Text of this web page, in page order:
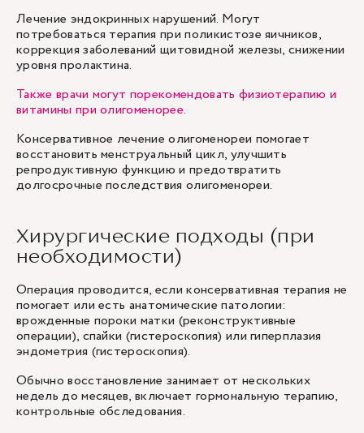
Лечение эндокринных нарушений. Могут
потребоваться терапия при поликистозе яичников,
коррекция заболеваний щитовидной железы, снижении
уровня пролактина.
Также врачи могут порекомендовать физиотерапию и
витамины при олигоменорее.
Консервативное лечение олигоменореи помогает
восстановить менструальный цикл, улучшить
репродуктивную функцию и предотвратить
долгосрочные последствия олигоменореи.
Хирургические подходы (при
необходимости)
Операция проводится, если консервативная терапия не
помогает или есть анатомические патологии:
врожденные пороки матки (реконструктивные
операции), спайки (гистероскопия) или гиперплазия
эндометрия (гистероскопия).
Обычно восстановление занимает от нескольких
недель до месяцев, включает гормональную терапию,
контрольные обследования.